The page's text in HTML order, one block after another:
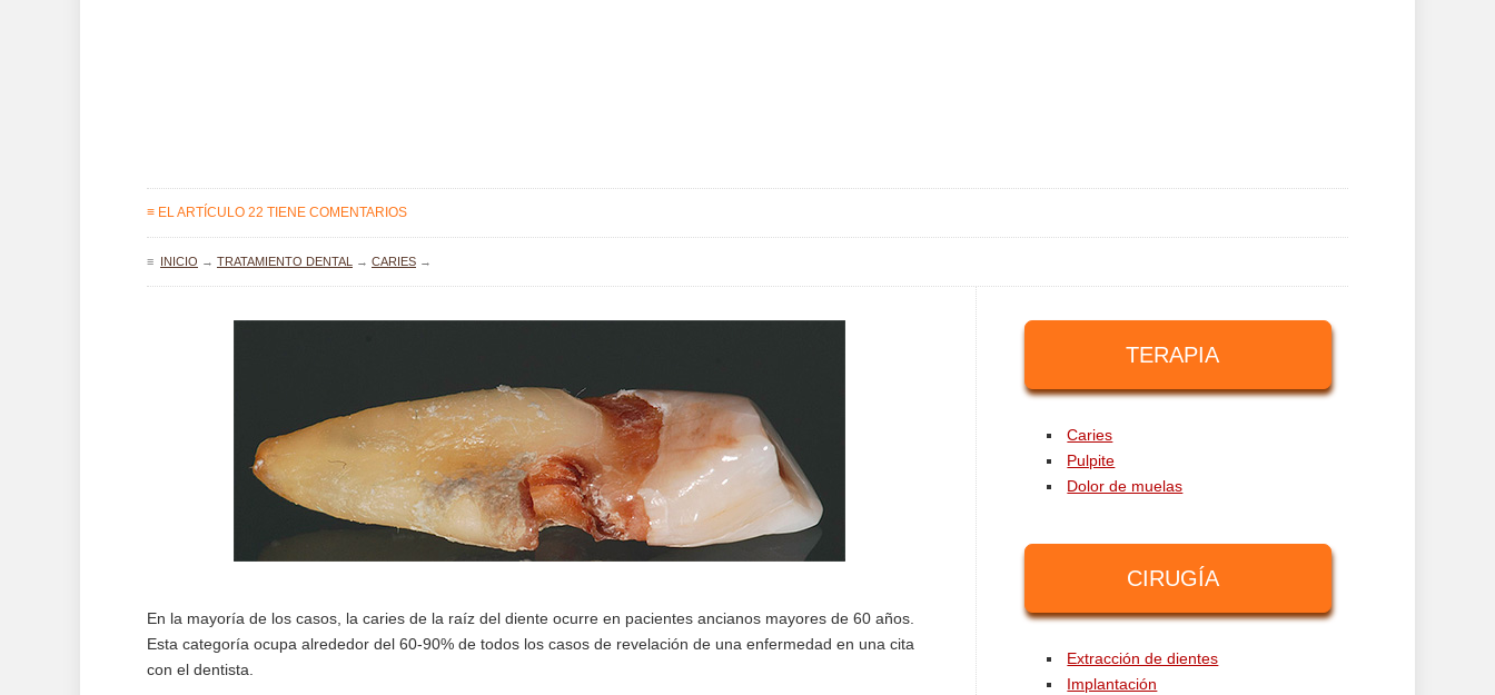
≡ EL ARTÍCULO 22 TIENE COMENTARIOS
≡ INICIO → TRATAMIENTO DENTAL → CARIES →
En la mayoría de los casos, la caries de la raíz del diente ocurre en pacientes ancianos mayores de 60 años.
Esta categoría ocupa alrededor del 60-90% de todos los casos de revelación de una enfermedad en una cita
con el dentista.
TERAPIA
Caries
Pulpite
Dolor de muelas
CIRUGÍA
Extracción de dientes
Implantación